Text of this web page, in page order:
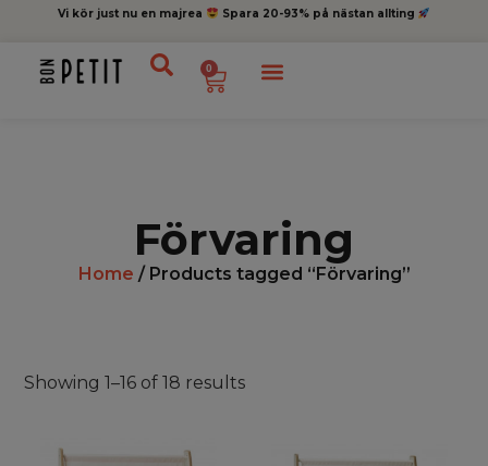
Vi kör just nu en majrea Spara 20-93% på nästan allting
0
Förvaring
Home / Products tagged “Förvaring”
Showing 1–16 of 18 results